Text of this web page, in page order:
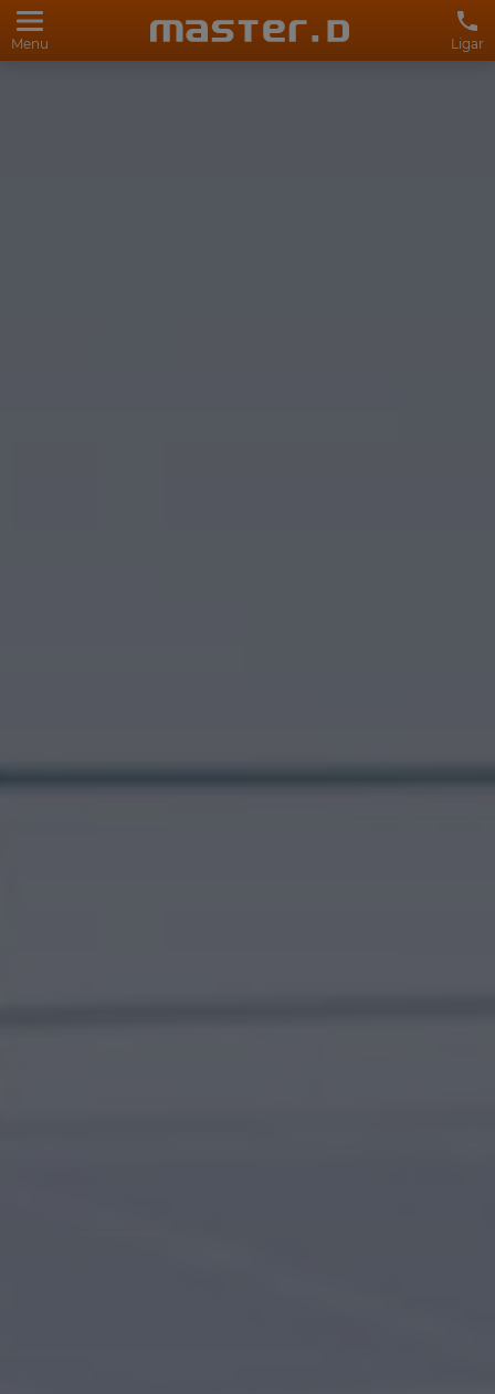
Menu Ligar